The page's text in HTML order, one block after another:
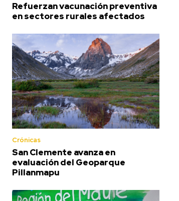
Refuerzan vacunación preventiva
en sectores rurales afectados
Crónicas
San Clemente avanza en
evaluación del Geoparque
Pillanmapu